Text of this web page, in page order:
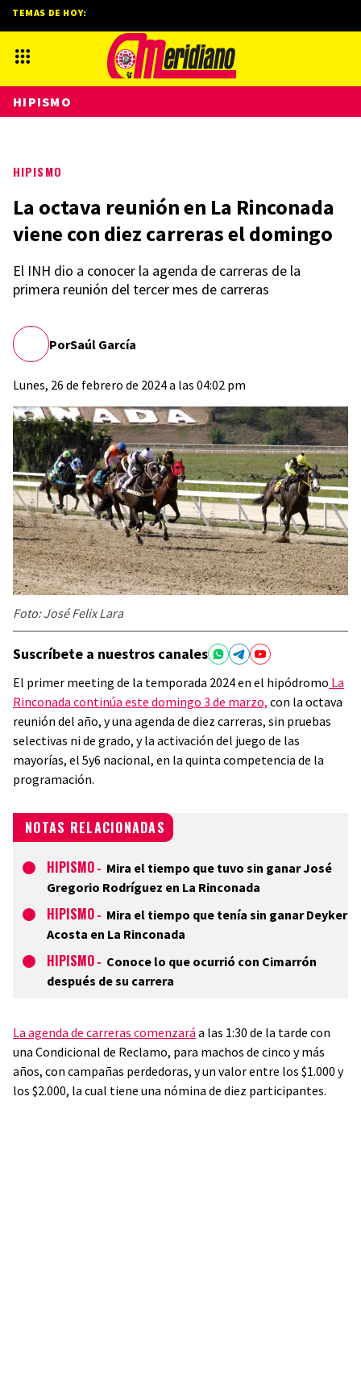
HIPISMO
La octava reunión en La Rinconada
viene con diez carreras el domingo
El INH dio a conocer la agenda de carreras de la
primera reunión del tercer mes de carreras
PorSaúl García
Lunes, 26 de febrero de 2024 a las 04:02 pm
Foto: José Felix Lara
Suscríbete a nuestros canales
El primer meeting de la temporada 2024 en el hipódromo La
Rinconada continúa este domingo 3 de marzo, con la octava
reunión del año, y una agenda de diez carreras, sin pruebas
selectivas ni de grado, y la activación del juego de las
mayorías, el 5y6 nacional, en la quinta competencia de la
programación.
NOTAS RELACIONADAS
HIPISMO - Mira el tiempo que tuvo sin ganar José
Gregorio Rodríguez en La Rinconada
HIPISMO - Mira el tiempo que tenía sin ganar Deyker
Acosta en La Rinconada
HIPISMO - Conoce lo que ocurrió con Cimarrón
después de su carrera
La agenda de carreras comenzará a las 1:30 de la tarde con
una Condicional de Reclamo, para machos de cinco y más
años, con campañas perdedoras, y un valor entre los $1.000 y
los $2.000, la cual tiene una nómina de diez participantes.
TEMAS DE HOY:
HIPISMO